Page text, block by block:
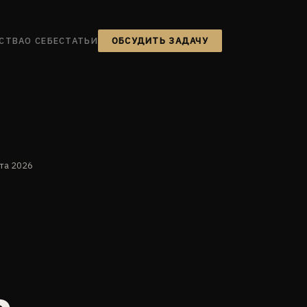
О СЕБЕСТАТЬИ ОБСУДИТЬ ЗАДАЧУ
2026